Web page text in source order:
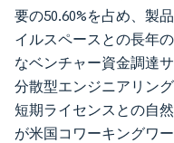
要の50.60%を占め、製
イルスペースとの長年
なベンチャー資金調達
分散型エンジニアリン
短期ライセンスとの自
が米国コワーキングワ